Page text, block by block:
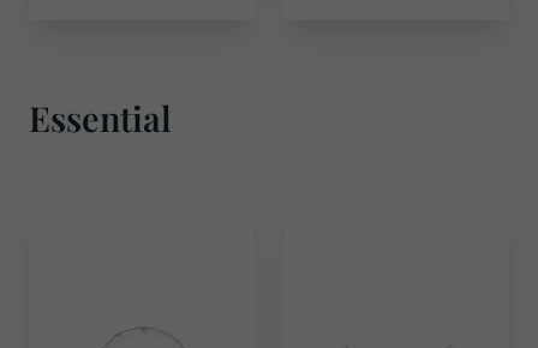
Essential